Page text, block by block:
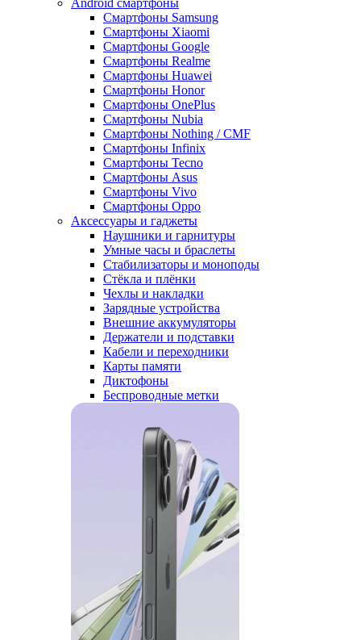
Android cмартфоны
Смартфоны Samsung
Смартфоны Xiaomi
Смартфоны Google
Смартфоны Realme
Смартфоны Huawei
Смартфоны Honor
Смартфоны OnePlus
Смартфоны Nubia
Смартфоны Nothing / CMF
Смартфоны Infinix
Смартфоны Tecno
Смартфоны Asus
Смартфоны Vivo
Смартфоны Oppo
Аксессуары и гаджеты
Наушники и гарнитуры
Умные часы и браслеты
Стабилизаторы и моноподы
Стёкла и плёнки
Чехлы и накладки
Зарядные устройства
Внешние аккумуляторы
Держатели и подставки
Кабели и переходники
Карты памяти
Диктофоны
Беспроводные метки